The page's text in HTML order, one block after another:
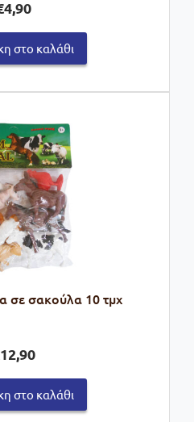
4,90
στο καλάθι
σε σακούλα 10 τμχ
12,90
στο καλάθι